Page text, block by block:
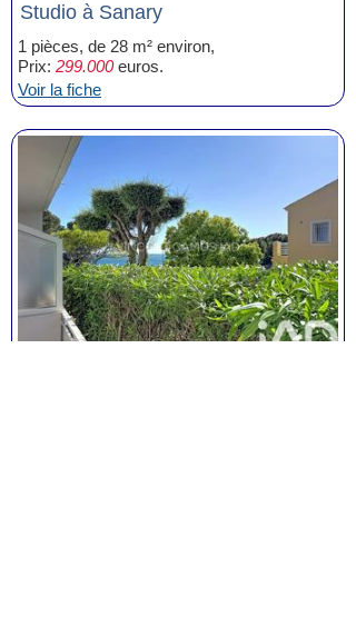
Studio à Sanary
1 pièces, de 28 m² environ,
Prix: 299.000euros.
Voir la fiche